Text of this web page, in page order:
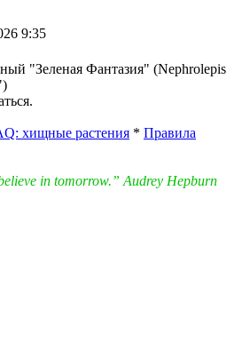
9:35
"Зеленая Фантазия" (Nephrolepis
хищные растения * Правила
in tomorrow.” Audrey Hepburn